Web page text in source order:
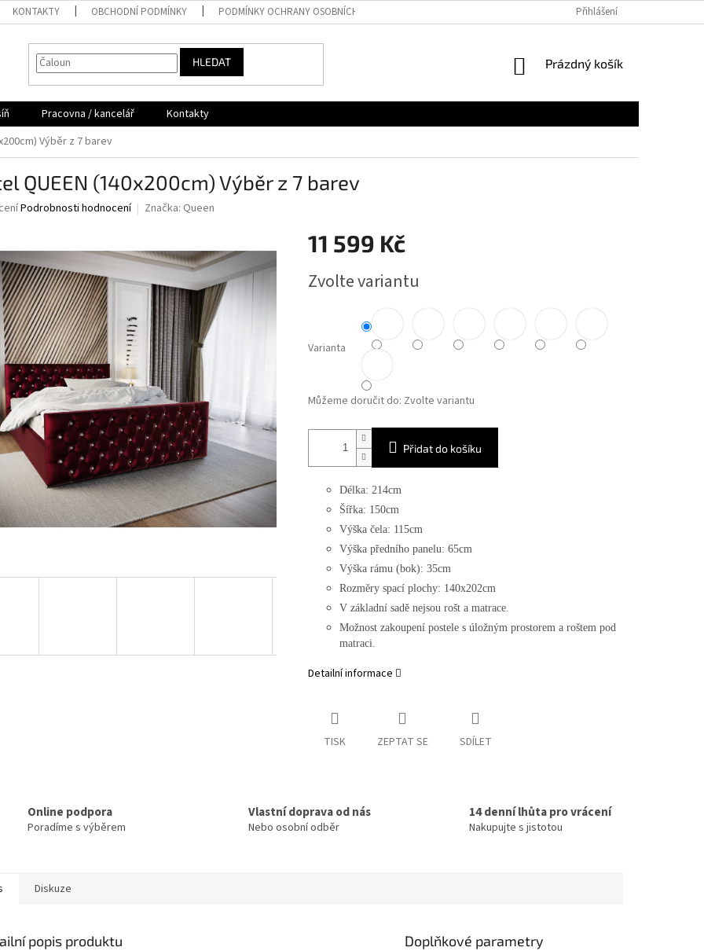
KONTAKTY OBCHODNÍ PODMÍNKY PODMÍNKY OCHRANY OSOBNÍCH ÚDAJŮ Přihlášení
HLEDAT
NÁKUPNÍ
Prázdný košík
Pracovna / kancelář
Kontakty
Výběr z 7 barev
QUEEN (140x200cm) Výběr z 7 barev
Podrobnosti hodnocení Značka: Queen
11 599 Kč
cena:
Zvolte variantu
Varianta
Můžeme doručit do: Zvolte variantu
Přidat do košíku
Délka: 214cm
Šířka: 150cm
Výška čela: 115cm
Výška předního panelu: 65cm
Výška rámu (bok): 35cm
Rozměry spací plochy: 140x202cm
V základní sadě nejsou rošt a matrace.
Možnost zakoupení postele s úložným prostorem a roštem pod
matraci.
Detailní informace
TISK ZEPTAT SE SDÍLET
Online podpora
Poradíme s výběrem
Vlastní doprava od nás
Nebo osobní odběr
14 denní lhůta pro vrácení
Nakupujte s jistotou
Diskuze
popis produktu Doplňkové parametry